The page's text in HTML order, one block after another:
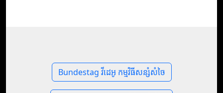
Bundestag វីដេអូ កម្មវិធីសន្សំសំចៃ